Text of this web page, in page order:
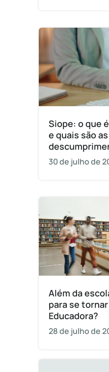
Siope: o que
e quais são
30 de julho de
Além da
para se
Educadora?
28 de julho de